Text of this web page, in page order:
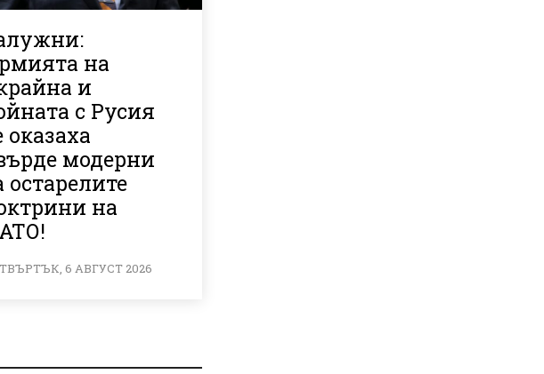
на
и
с Русия
оказаха
модерни
остарелите
на
6 АВГУСТ 2026